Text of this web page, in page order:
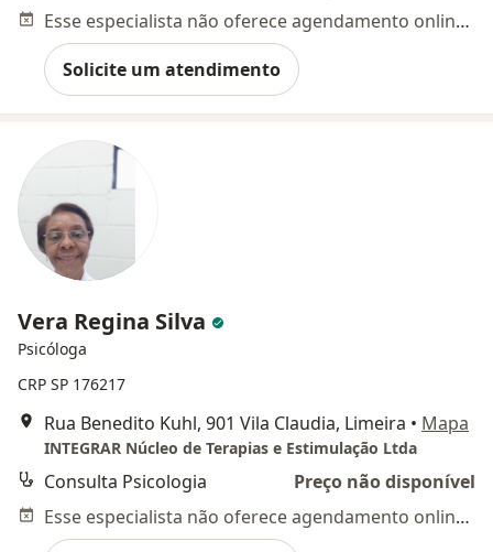
Esse especialista não oferece agendamento online para esse endereço.
Solicite um atendimento
Vera Regina Silva
Psicóloga
CRP SP 176217
Rua Benedito Kuhl, 901 Vila Claudia, Limeira • Mapa
INTEGRAR Núcleo de Terapias e Estimulação Ltda
Consulta Psicologia
Preço não disponível
Esse especialista não oferece agendamento online para esse endereço.